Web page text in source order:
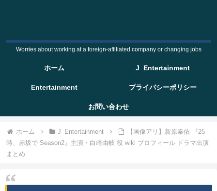
Worries about working at a foreign-affiliated company or changing jobs
ホーム J_Entertainment
Entertainment プライバシーポリシー
お問い合わせ
ホーム J_Entertainment
【画像アリ】新原泰佑 『25
時、赤坂で Season2』主演・白崎由岐 役 wiki プロフィール ドラマ出演
まとめ